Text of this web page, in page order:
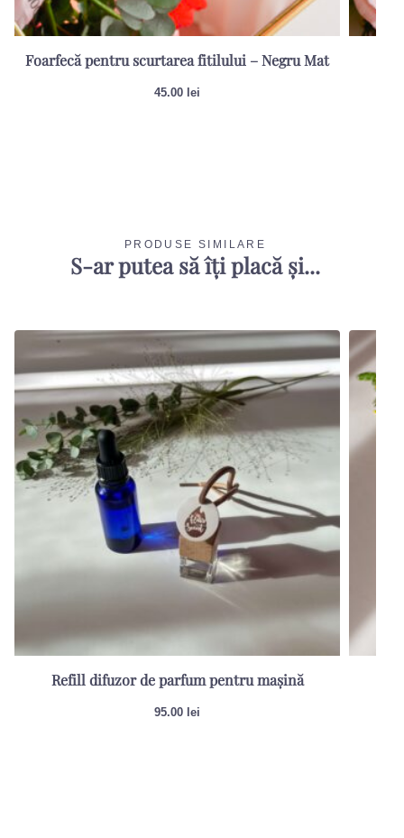
Foarfecă pentru scurtarea fitilului – Negru Mat
45.00 lei
PRODUSE SIMILARE
S-ar putea să îți placă și...
Refill difuzor de parfum pentru mașină
95.00 lei